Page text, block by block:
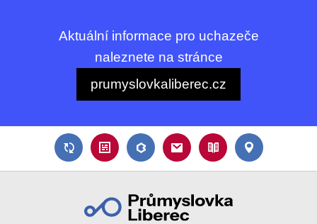
Aktuální informace pro uchazeče
naleznete na stránce
prumyslovkaliberec.cz